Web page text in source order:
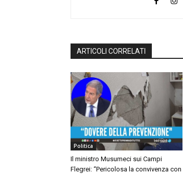
ARTICOLI CORRELATI
Politica
Il ministro Musumeci sui Campi
Flegrei: “Pericolosa la convivenza con